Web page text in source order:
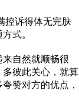
控诉得体无完肤
式。
自然就顺畅很
彼此关心，就算
赞对方的优点，